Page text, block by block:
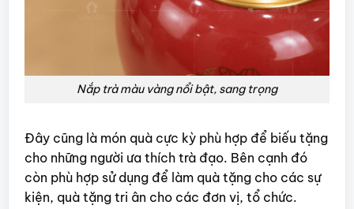
Nắp trà màu vàng nổi bật, sang trọng
Đây cũng là món quà cực kỳ phù hợp để biếu tặng
cho những người ưa thích trà đạo. Bên cạnh đó
còn phù hợp sử dụng để làm quà tặng cho các sự
kiện, quà tặng tri ân cho các đơn vị, tổ chức.